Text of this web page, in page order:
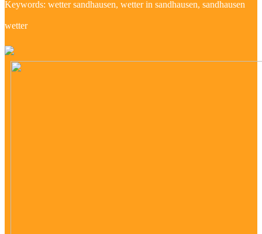
Keywords: wetter sandhausen, wetter in sandhausen, sandhausen
wetter